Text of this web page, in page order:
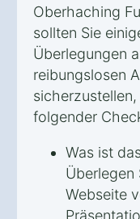
Oberhaching
sollten Sie
Überlegungen
reibungslosen
folgender
Was ist
Überlegen
Webseite